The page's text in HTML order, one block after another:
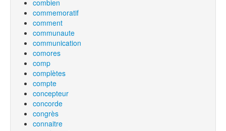
combien
commemoratif
comment
communaute
communication
comores
comp
complètes
compte
concepteur
concorde
congrès
connaitre